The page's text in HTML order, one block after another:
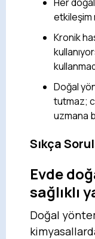
etkileşim
Kronik
Doğal
tutmaz;
uzmana
Sıkça
Evde
sağlıklı
Doğal